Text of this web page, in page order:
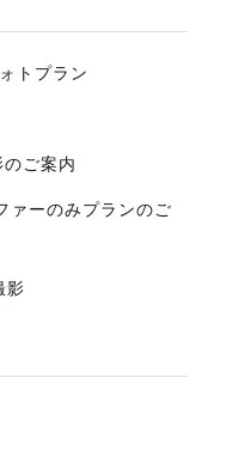
トプラン
ご案内
ァーのみプランのご
影